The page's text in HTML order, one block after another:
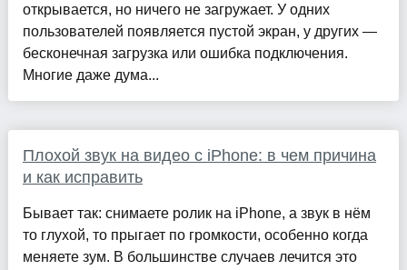
открывается, но ничего не загружает. У одних
пользователей появляется пустой экран, у других —
бесконечная загрузка или ошибка подключения.
Многие даже дума...
Плохой звук на видео с iPhone: в чем причина
и как исправить
Бывает так: снимаете ролик на iPhone, а звук в нём
то глухой, то прыгает по громкости, особенно когда
меняете зум. В большинстве случаев лечится это